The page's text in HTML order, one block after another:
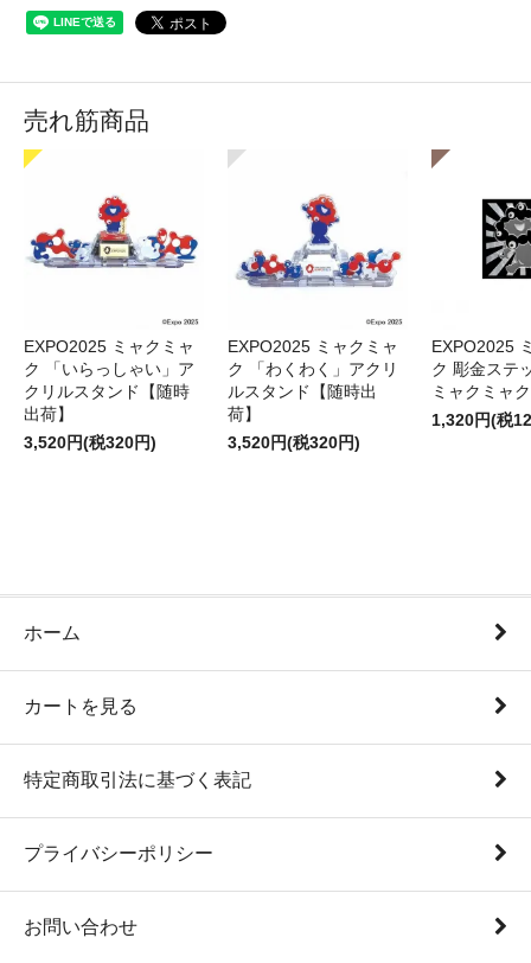
売れ筋商品
EXPO2025 ミャクミャ
ク 「いらっしゃい」ア
クリルスタンド【随時
出荷】
3,520円(税320円)
EXPO2025 ミャクミャ
ク 「わくわく」アクリ
ルスタンド【随時出
荷】
3,520円(税320円)
EXPO2025
ク 彫金ステ
ミャクミャク
1,320円(税
ホーム
カートを見る
特定商取引法に基づく表記
プライバシーポリシー
お問い合わせ